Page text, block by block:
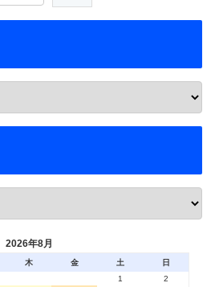
2026年8月
木 金 土
日
1
2